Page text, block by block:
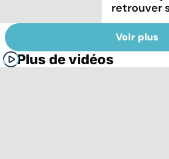
retrouver
Voir plus
Plus de vidéos